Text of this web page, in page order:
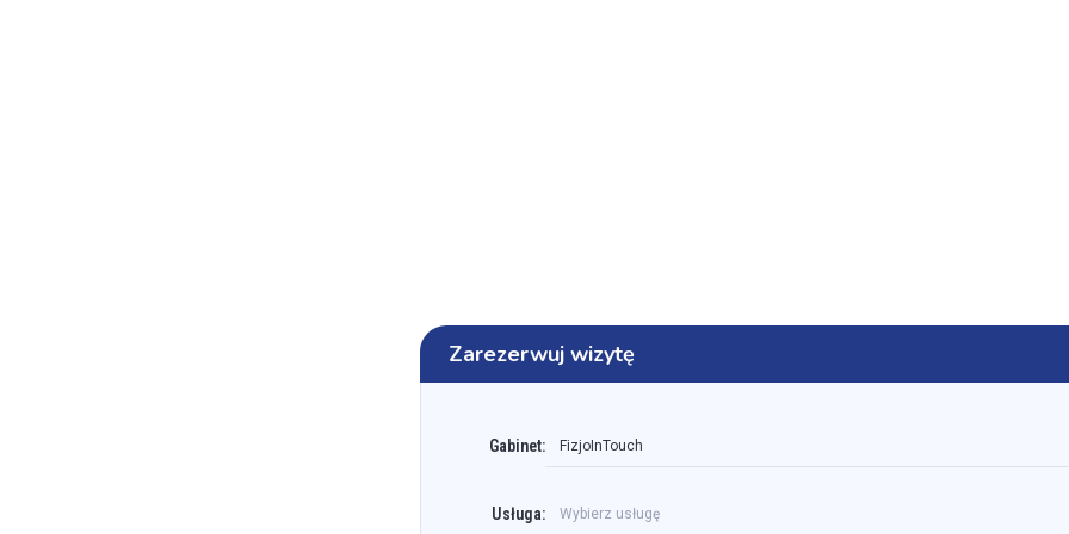
Zarezerwuj wizytę
Gabinet: FizjoInTouch
Usługa: Wybierz usługę